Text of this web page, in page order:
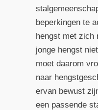
beperkingen te
hengst met zich
jonge hengst
moet daarom
naar
ervan bewust
een passende